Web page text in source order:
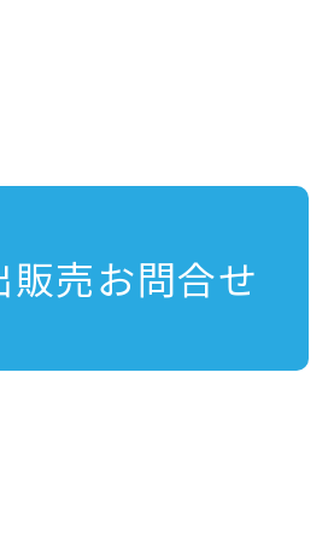
販売お問合せ